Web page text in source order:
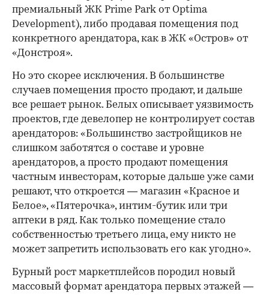
премиальный ЖК Prime Park от Optima
Development), либо продавая помещения под
конкретного арендатора, как в ЖК «Остров» от
«Донстроя».
Но это скорее исключения. В большинстве
случаев помещения просто продают, и дальше
все решает рынок. Белых описывает уязвимость
проектов, где девелопер не контролирует состав
арендаторов: «Большинство застройщиков не
слишком заботятся о составе и уровне
арендаторов, а просто продают помещения
частным инвесторам, которые дальше уже сами
решают, что откроется — магазин «Красное и
Белое», «Пятерочка», интим-бутик или три
аптеки в ряд. Как только помещение стало
собственностью третьего лица, ему никто не
может запретить использовать его как угодно».
Бурный рост маркетплейсов породил новый
массовый формат арендатора первых этажей —